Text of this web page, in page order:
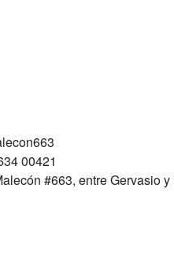
00421
#663, entre Gervasio